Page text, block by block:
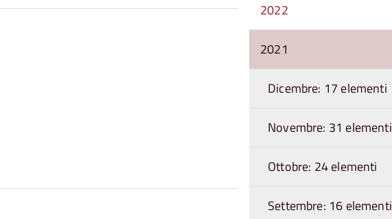
2022
2021
Dicembre: 17 elementi
Novembre: 31 elementi
Ottobre: 24 elementi
Settembre: 16 elementi